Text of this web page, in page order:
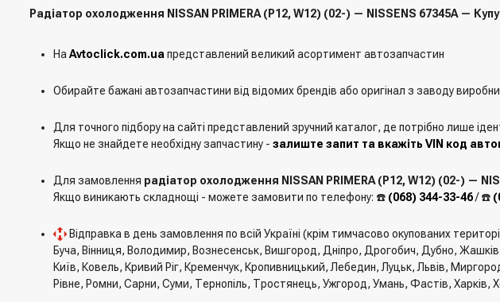
Радіатор охолодження NISSAN PRIMERA (P12, W12) (02-) — NISSENS 67345A —
На Avtoclick.com.ua представлений великий асортимент автозапчастин
Обирайте бажані автозапчастини від відомих брендів або оригінал з заводу
Для точного підбору на сайті представлений зручний каталог, де потрібно лише
Якщо не знайдете необхідну запчастину - залиште запит та вкажіть VIN код
Для замовлення радіатор охолодження NISSAN PRIMERA (P12, W12) (02-) —
Якщо виникають складнощі - можете замовити по телефону: ☎️ (068) 344-33-46/ ☎️
Відправка в день замовлення по всій Україні (крім тимчасово окупованих
Буча, Вінниця, Володимир, Вознесенськ, Вишгород, Дніпро, Дрогобич, Дубно,
Київ, Ковель, Кривий Ріг, Кременчук, Кропивницький, Лебедин, Луцьк, Львів,
Рівне, Ромни, Сарни, Суми, Тернопіль, Тростянець, Ужгород, Умань, Фастів,